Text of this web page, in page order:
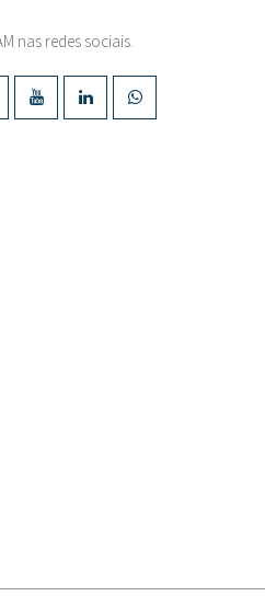
nas redes sociais.